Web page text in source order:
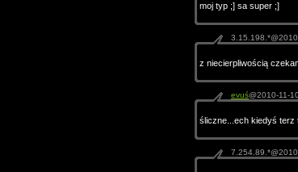
moj typ ;] sa super ;]
z niecierpliwością
evuś@2010-11-
śliczne...ech kiedyś terz